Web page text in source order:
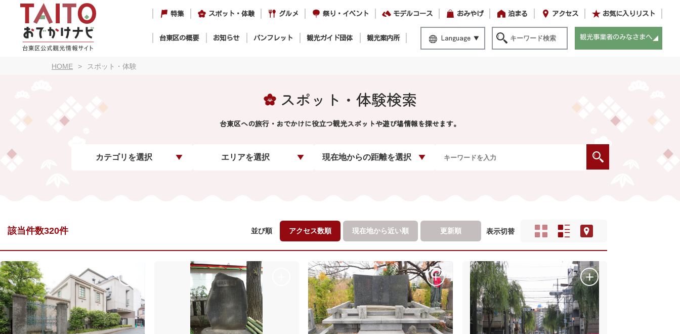
特集 スポット・体験 グルメ 祭り・イベント モデルコース おみやげ 泊まる アクセス お気に入りリスト
台東区の概要 お知らせ パンフレット 観光ガイド団体 観光案内所 Language 観光事業者のみなさまへ
HOME スポット・体験
スポット・体験検索
台東区への旅行・おでかけに役立つ観光スポットや遊び場情報を探せます。
カテゴリを選択 エリアを選択 現在地からの距離を選択
該当件数320件 並び順 アクセス数順 現在地から近い順 更新順 表示切替